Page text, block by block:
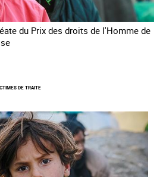
du Prix des droits de l'Homme de
DE TRAITE